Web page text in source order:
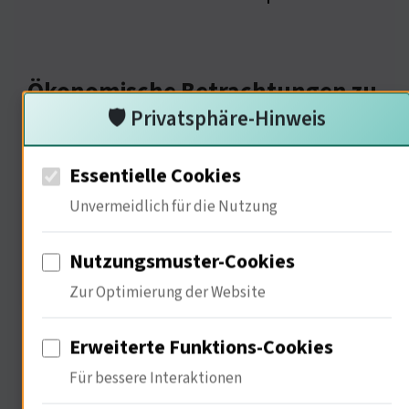
Ökonomische Betrachtungen zu
Sportevents
Sportevents sind ein bedeutender
Wirtschaftsfaktor. 30 % der Einnahmen
🛡️ Privatsphäre-Hinweis
Essentielle Cookies
Unvermeidlich für die Nutzung
Nutzungsmuster-Cookies
Zur Optimierung der Website
Erweiterte Funktions-Cookies
Für bessere Interaktionen